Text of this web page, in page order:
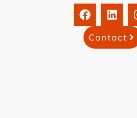
Contact